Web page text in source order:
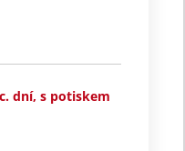
dní, s potiskem